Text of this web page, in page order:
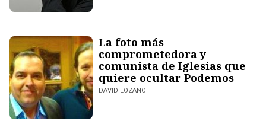
La foto más
comprometedora y
comunista de Iglesias que
quiere ocultar Podemos
DAVID LOZANO